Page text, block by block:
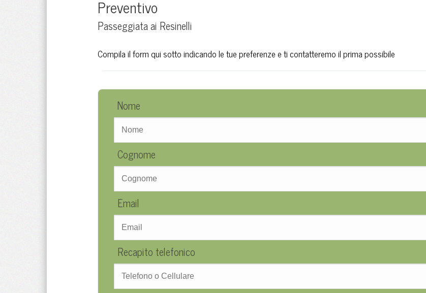
Preventivo
Passeggiata ai Resinelli
Compila il form qui sotto indicando le tue preferenze e ti contatteremo il prima possibile
Nome
Cognome
Email
Recapito telefonico